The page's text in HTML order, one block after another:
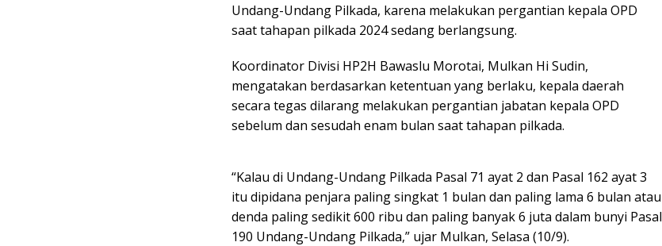
Undang-Undang Pilkada, karena melakukan pergantian kepala OPD
saat tahapan pilkada 2024 sedang berlangsung.
Koordinator Divisi HP2H Bawaslu Morotai, Mulkan Hi Sudin,
mengatakan berdasarkan ketentuan yang berlaku, kepala daerah
secara tegas dilarang melakukan pergantian jabatan kepala OPD
sebelum dan sesudah enam bulan saat tahapan pilkada.
“Kalau di Undang-Undang Pilkada Pasal 71 ayat 2 dan Pasal 162 ayat 3
itu dipidana penjara paling singkat 1 bulan dan paling lama 6 bulan atau
denda paling sedikit 600 ribu dan paling banyak 6 juta dalam bunyi Pasal
190 Undang-Undang Pilkada,” ujar Mulkan, Selasa (10/9).